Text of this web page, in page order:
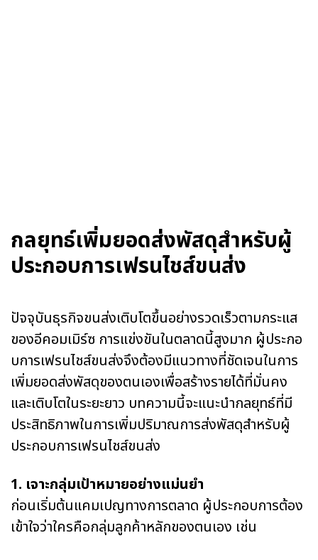
กลยุทธ์เพิ่มยอดส่งพัสดุสำหรับผู้
ประกอบการเฟรนไชส์ขนส่ง
ปัจจุบันธุรกิจขนส่งเติบโตขึ้นอย่างรวดเร็วตามกระแส
ของอีคอมเมิร์ซ การแข่งขันในตลาดนี้สูงมาก ผู้ประกอ
บการเฟรนไชส์ขนส่งจึงต้องมีแนวทางที่ชัดเจนในการ
เพิ่มยอดส่งพัสดุของตนเองเพื่อสร้างรายได้ที่มั่นคง
และเติบโตในระยะยาว บทความนี้จะแนะนำกลยุทธ์ที่มี
ประสิทธิภาพในการเพิ่มปริมาณการส่งพัสดุสำหรับผู้
ประกอบการเฟรนไชส์ขนส่ง
1. เจาะกลุ่มเป้าหมายอย่างแม่นยำ
ก่อนเริ่มต้นแคมเปญทางการตลาด ผู้ประกอบการต้อง
เข้าใจว่าใครคือกลุ่มลูกค้าหลักของตนเอง เช่น